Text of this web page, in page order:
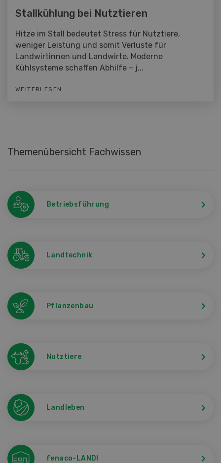
Stallkühlung bei Nutztieren
Hitze im Stall bedeutet Stress für Nutztiere,
weniger Leistung und somit Verluste für
Landwirtinnen und Landwirte. Moderne
Kühlsysteme schaffen Abhilfe – j...
WEITERLESEN
Themenübersicht Fachwissen
Betriebsführung
Landtechnik
Pflanzenbau
Nutztiere
Landleben
fenaco-LANDI